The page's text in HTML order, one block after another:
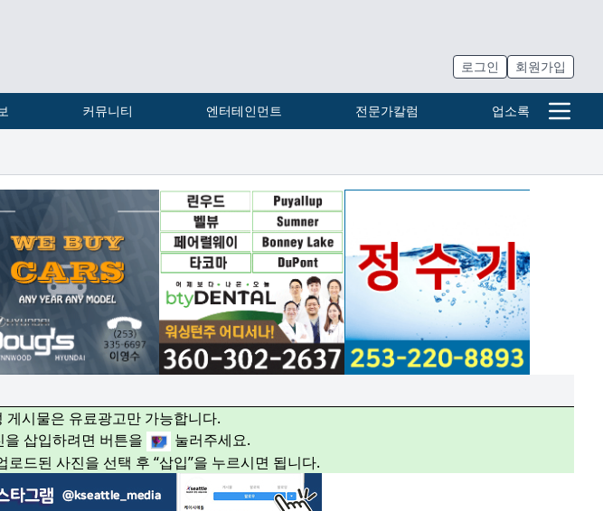
로그인 회원가입
커뮤니티 엔터테인먼트 전문가칼럼 업소록
게시물은 유료광고만 가능합니다.
을 삽입하려면 버튼을
눌러주세요.
로드된 사진을 선택 후 “삽입”을 누르시면 됩니다.